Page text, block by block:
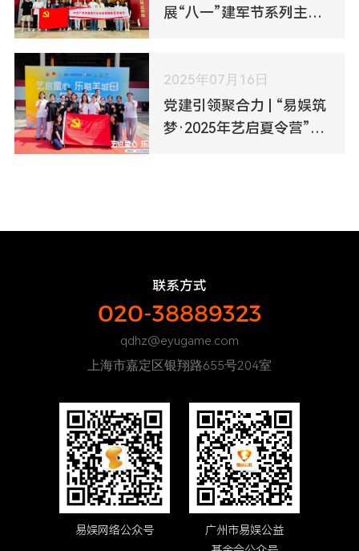
展“八一”建军节系列主题
2025年07月16日
党建引领聚合力 | “易娱筑
梦·2025年艺启夏令营”欢
联系方式
020-38889323
qdhz@eyugame.com
上海市嘉定区银翔路655号204室
易娱网络公众号
广州市易娱公益